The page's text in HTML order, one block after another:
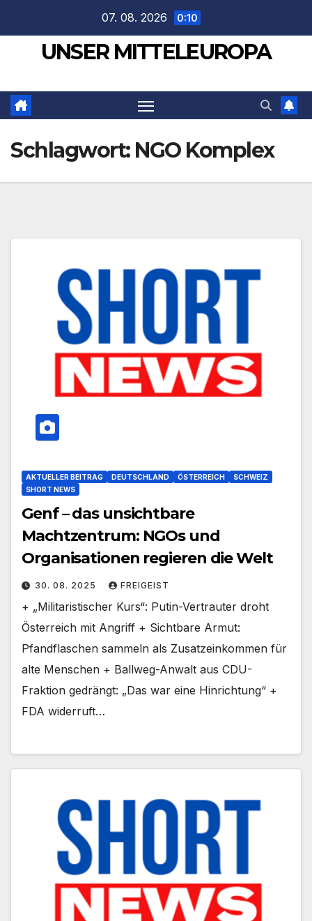
springen
07. 08. 2026 0:10
UNSER MITTELEUROPA
Schlagwort: NGO Komplex
AKTUELLER BEITRAG DEUTSCHLAND ÖSTERREICH
SCHWEIZ
SHORT NEWS
Genf – das unsichtbare
Machtzentrum: NGOs und
Organisationen regieren die Welt
30. 08. 2025 FREIGEIST
+ „Militaristischer Kurs“: Putin-Vertrauter droht
Österreich mit Angriff + Sichtbare Armut:
Pfandflaschen sammeln als Zusatzeinkommen für
alte Menschen + Ballweg-Anwalt aus CDU-
Fraktion gedrängt: „Das war eine Hinrichtung“ +
FDA widerruft…